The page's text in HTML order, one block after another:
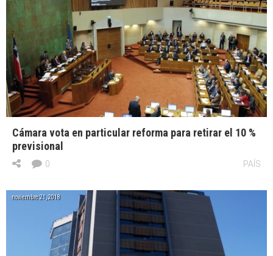
Cámara vota en particular reforma para retirar el 10 %
previsional
PAÍS
0
noviembre 21, 2018